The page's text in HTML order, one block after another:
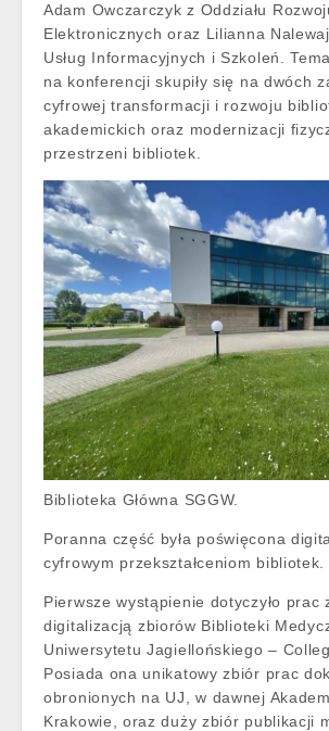
Adam Owczarczyk z Oddziału
Elektronicznych oraz Lilianna
Usług Informacyjnych i Szkoleń.
na konferencji skupiły się na dwóch
cyfrowej transformacji i rozwoju
akademickich oraz modernizacji
przestrzeni bibliotek.
Biblioteka Główna SGGW.
Poranna część była poświęcona
cyfrowym przekształceniom bibliotek.
Pierwsze wystąpienie dotyczyło prac
digitalizacją zbiorów Biblioteki
Uniwersytetu Jagiellońskiego –
Posiada ona unikatowy zbiór prac
obronionych na UJ, w dawnej
Krakowie, oraz duży zbiór publikacji